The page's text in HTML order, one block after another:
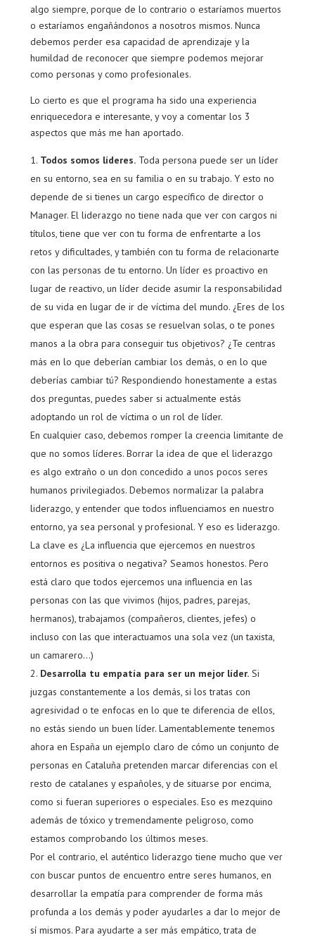
algo siempre, porque de lo contrario o estaríamos muertos
o estaríamos engañándonos a nosotros mismos. Nunca
debemos perder esa capacidad de aprendizaje y la
humildad de reconocer que siempre podemos mejorar
como personas y como profesionales.
Lo cierto es que el programa ha sido una experiencia
enriquecedora e interesante, y voy a comentar los 3
aspectos que más me han aportado.
Todos somos líderes.Toda persona puede ser un líder
en su entorno, sea en su familia o en su trabajo. Y esto no
depende de si tienes un cargo específico de director o
Manager. El liderazgo no tiene nada que ver con cargos ni
títulos, tiene que ver con tu forma de enfrentarte a los
retos y dificultades, y también con tu forma de relacionarte
con las personas de tu entorno. Un líder es proactivo en
lugar de reactivo, un líder decide asumir la responsabilidad
de su vida en lugar de ir de víctima del mundo. ¿Eres de los
que esperan que las cosas se resuelvan solas, o te pones
manos a la obra para conseguir tus objetivos? ¿Te centras
más en lo que deberían cambiar los demás, o en lo que
deberías cambiar tú? Respondiendo honestamente a estas
dos preguntas, puedes saber si actualmente estás
adoptando un rol de víctima o un rol de líder.
En cualquier caso, debemos romper la creencia limitante de
que no somos líderes. Borrar la idea de que el liderazgo
es algo extraño o un don concedido a unos pocos seres
humanos privilegiados. Debemos normalizar la palabra
liderazgo, y entender que todos influenciamos en nuestro
entorno, ya sea personal y profesional. Y eso es liderazgo.
La clave es ¿La influencia que ejercemos en nuestros
entornos es positiva o negativa? Seamos honestos. Pero
está claro que todos ejercemos una influencia en las
personas con las que vivimos (hijos, padres, parejas,
hermanos), trabajamos (compañeros, clientes, jefes) o
incluso con las que interactuamos una sola vez (un taxista,
un camarero…)
Desarrolla tu empatía para ser un mejor líder.Si
juzgas constantemente a los demás, si los tratas con
agresividad o te enfocas en lo que te diferencia de ellos,
no estás siendo un buen líder. Lamentablemente tenemos
ahora en España un ejemplo claro de cómo un conjunto de
personas en Cataluña pretenden marcar diferencias con el
resto de catalanes y españoles, y de situarse por encima,
como si fueran superiores o especiales. Eso es mezquino
además de tóxico y tremendamente peligroso, como
estamos comprobando los últimos meses.
Por el contrario, el auténtico liderazgo tiene mucho que ver
con buscar puntos de encuentro entre seres humanos, en
desarrollar la empatía para comprender de forma más
profunda a los demás y poder ayudarles a dar lo mejor de
sí mismos. Para ayudarte a ser más empático, trata de